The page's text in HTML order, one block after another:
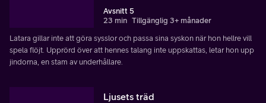
Avsnitt 5
23 min Tillgänglig 3+ månader
Latara gillar inte att göra sysslor och passa sina syskon när hon hellre vill
spela flöjt. Upprörd över att hennes talang inte uppskattas, letar hon upp
jindorna, en stam av underhållare.
Ljusets träd